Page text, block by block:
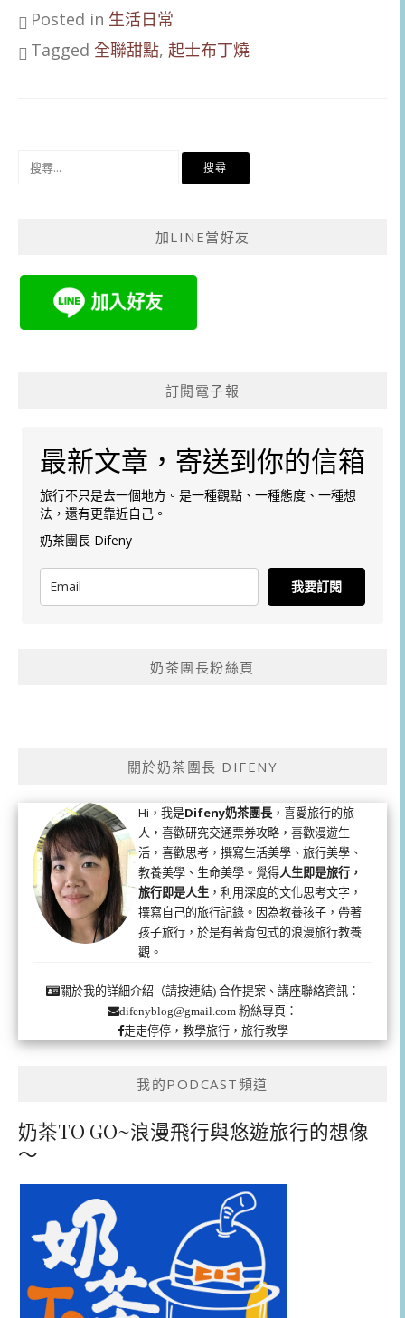
Posted in 生活日常
Tagged 全聯甜點, 起士布丁燒
加LINE當好友
訂閱電子報
最新文章，寄送到你的信箱
旅行不只是去一個地方。是一種觀點、一種態度、一種想
法，還有更靠近自己。
奶茶團長 Difeny
我要訂閱
奶茶團長粉絲頁
關於奶茶團長 DIFENY
Hi，我是Difeny奶茶團長 ，喜愛旅行的旅
人，喜歡研究交通票券攻略，喜歡漫遊生
活，喜歡思考，撰寫生活美學、旅行美學、
教養美學、生命美學。覺得人生即是旅行，
旅行即是人生 ，利用深度的文化思考文字，
撰寫自己的旅行記錄。因為教養孩子，帶著
孩子旅行，於是有著背包式的浪漫旅行教養
觀。
關於我的詳細介紹（請按連結)合作提案、講座聯絡資訊：
difenyblog@gmail.com 粉絲專頁：
走走停停，教學旅行，旅行教學
我的PODCAST頻道
奶茶TO GO~浪漫飛行與悠遊旅行的想像
～